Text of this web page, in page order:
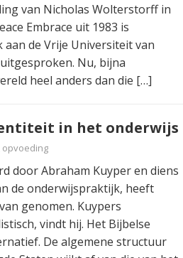
van Nicholas Wolterstorff in
Embrace uit 1983 is
de Vrije Universiteit van
Nu, bijna
heel anders dan die […]
in het onderwijs
opvoeding
door Abraham Kuyper en diens
de onderwijspraktijk, heeft
genomen. Kuypers
vindt hij. Het Bijbelse
De algemene structuur